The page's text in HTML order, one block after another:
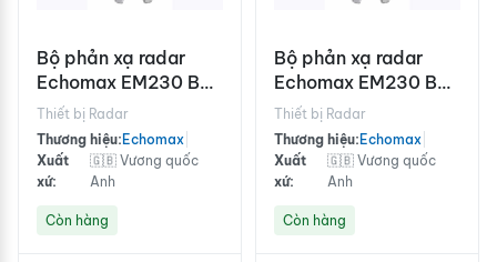
Bộ phản xạ radar
Echomax EM230 BR
màu trắng
Thiết bị Radar
Thương hiệu: Echomax
Xuất
xứ:
🇬🇧 Vương quốc
Anh
Còn hàng
Bộ phản xạ radar
Echomax EM230 BR
màu đen
Thiết bị Radar
Thương hiệu: Echomax
Xuất
xứ:
🇬🇧 Vương quốc
Anh
Còn hàng